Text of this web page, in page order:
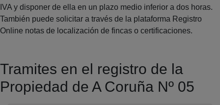
IVA y disponer de ella en un plazo medio inferior a dos horas.
También puede solicitar a través de la plataforma Registro
Online notas de localización de fincas o certificaciones.
Tramites en el registro de la
Propiedad de A Coruña Nº 05